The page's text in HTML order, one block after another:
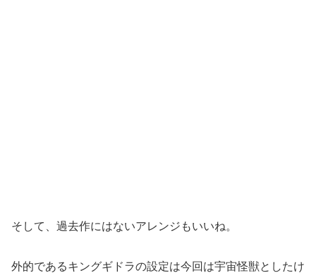
そして、過去作にはないアレンジもいいね。
外的であるキングギドラの設定は今回は宇宙怪獣としたけ